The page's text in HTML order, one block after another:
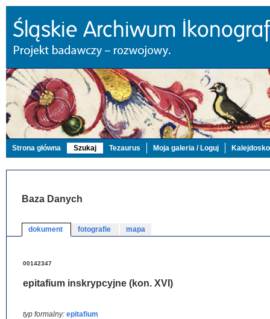
Strona główna Szukaj Tezaurus Moja galeria / Loguj
Baza Danych
dokument fotografie mapa
00142347
epitafium inskrypcyjne (kon. XVI)
typ formalny: epitafium